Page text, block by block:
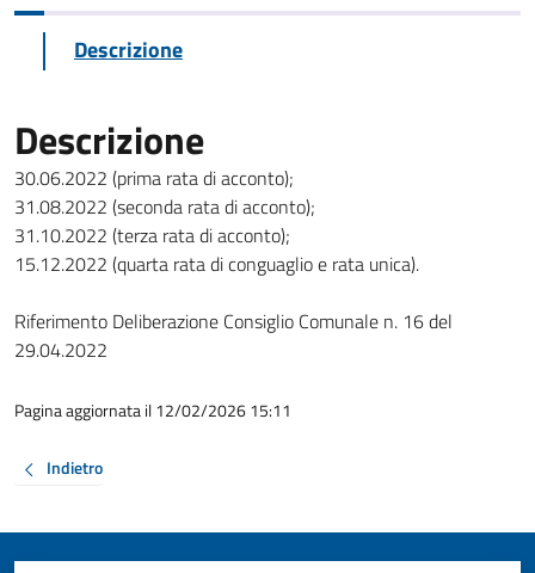
Descrizione
Descrizione
30.06.2022 (prima rata di acconto);
31.08.2022 (seconda rata di acconto);
31.10.2022 (terza rata di acconto);
15.12.2022 (quarta rata di conguaglio e rata unica).
Riferimento Deliberazione Consiglio Comunale n. 16 del
29.04.2022
Pagina aggiornata il 12/02/2026 15:11
Indietro